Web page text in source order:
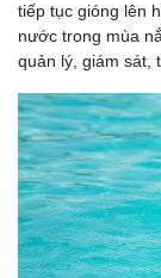
tiếp tục gióng lên
nước trong mùa
quản lý, giám sát,